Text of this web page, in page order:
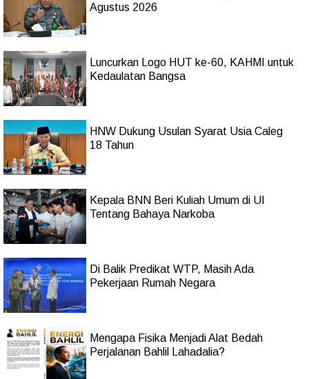
Agustus 2026
Luncurkan Logo HUT ke-60, KAHMI untuk
Kedaulatan Bangsa
HNW Dukung Usulan Syarat Usia Caleg
18 Tahun
Kepala BNN Beri Kuliah Umum di UI
Tentang Bahaya Narkoba
Di Balik Predikat WTP, Masih Ada
Pekerjaan Rumah Negara
Mengapa Fisika Menjadi Alat Bedah
Perjalanan Bahlil Lahadalia?